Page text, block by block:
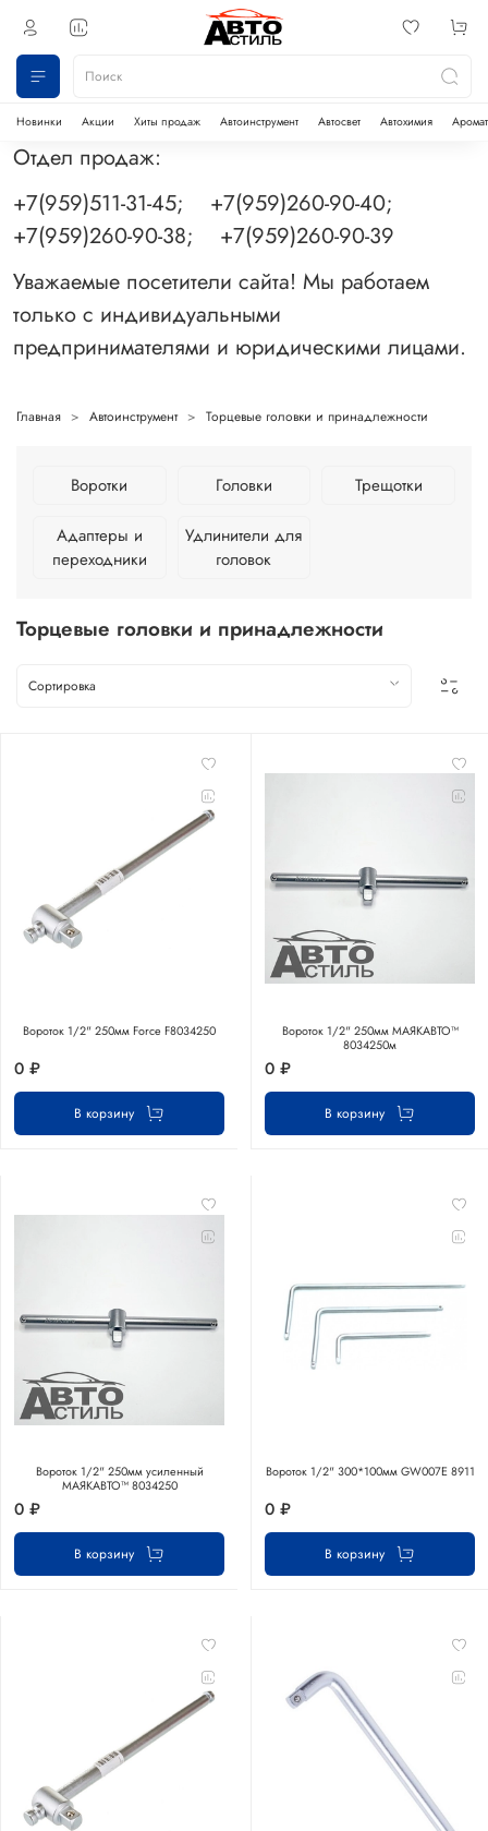
Новинки Акции Хиты продаж Автоинструмент Автосвет Автохимия
Отдел продаж:
+7(959)511-31-45; +7(959)260-90-40;
+7(959)260-90-38; +7(959)260-90-39
Уважаемые посетители сайта! Мы работаем
только с индивидуальными
предпринимателями и юридическими лицами.
Главная Автоинструмент Торцевые головки и принадлежности
Воротки Головки Трещотки
Адаптеры и
переходники
Удлинители для
головок
Торцевые головки и принадлежности
Вороток 1/2" 250мм Force F8034250
0 ₽
В корзину
Вороток 1/2" 250мм МАЯКАВТО™
8034250м
0 ₽
В корзину
Вороток 1/2" 250мм усиленный
МАЯКАВТО™ 8034250
0 ₽
В корзину
Вороток 1/2" 300*100мм GW007E 8911
0 ₽
В корзину